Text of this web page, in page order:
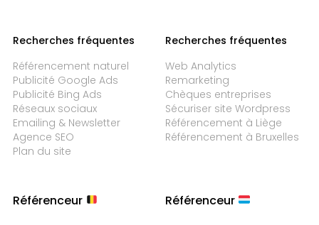
Recherches fréquentes
Référencement naturel
Publicité Google Ads
Publicité Bing Ads
Réseaux sociaux
Emailing & Newsletter
Agence SEO
Plan du site
Recherches fréquentes
Web Analytics
Remarketing
Chèques entreprises
Sécuriser site Wordpress
Référencement à Liège
Référencement à Bruxelles
Référenceur Référenceur